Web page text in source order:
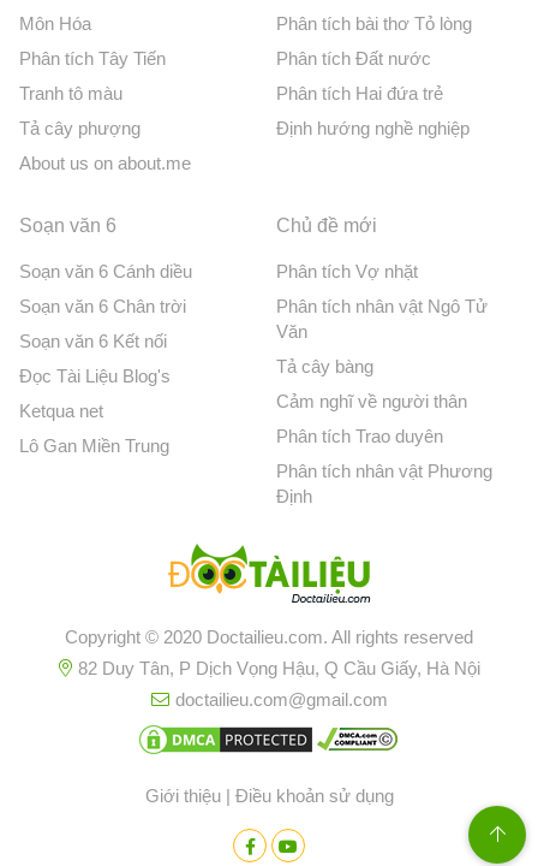
Môn Hóa
Phân tích Tây Tiến
Tranh tô màu
Tả cây phượng
About us on about.me
Phân tích bài thơ Tỏ lòng
Phân tích Đất nước
Phân tích Hai đứa trẻ
Định hướng nghề nghiệp
Soạn văn 6
Soạn văn 6 Cánh diều
Soạn văn 6 Chân trời
Soạn văn 6 Kết nối
Đọc Tài Liệu Blog's
Ketqua net
Lô Gan Miền Trung
Chủ đề mới
Phân tích Vợ nhặt
Phân tích nhân vật Ngô Tử
Văn
Tả cây bàng
Cảm nghĩ về người thân
Phân tích Trao duyên
Phân tích nhân vật Phương
Định
Copyright © 2020 Doctailieu.com. All rights reserved
82 Duy Tân, P Dịch Vọng Hậu, Q Cầu Giấy, Hà Nội
doctailieu.com@gmail.com
Giới thiệu| Điều khoản sử dụng